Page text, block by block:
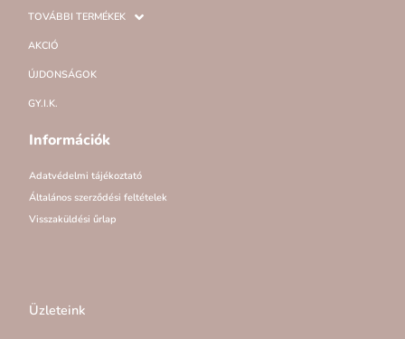
TOVÁBBI TERMÉKEK
AKCIÓ
ÚJDONSÁGOK
GY.I.K.
Információk
Adatvédelmi tájékoztató
Általános szerződési feltételek
Visszaküldési űrlap
Üzleteink